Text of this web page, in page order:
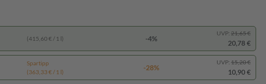
(415,60 € / 1 l) -4%
UVP: 21,65 €
20,78 €
Spartipp
(363,33 € / 1 l)
-28%
UVP: 15,20 €
10,90 €